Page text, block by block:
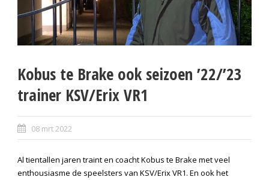
Kobus te Brake ook seizoen ’22/’23
trainer KSV/Erix VR1
08 mrt 2022
Al tientallen jaren traint en coacht Kobus te Brake met veel
enthousiasme de speelsters van KSV/Erix VR1. En ook het